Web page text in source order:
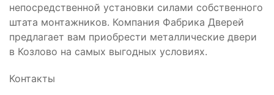
непосредственной установки силами собственного
штата монтажников. Компания Фабрика Дверей
предлагает вам приобрести металлические двери
в Козлово на самых выгодных условиях.
Контакты